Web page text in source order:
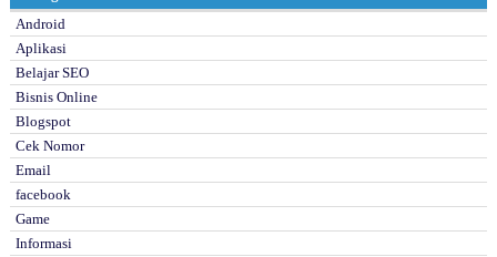
Android
Aplikasi
Belajar SEO
Bisnis Online
Blogspot
Cek Nomor
Email
facebook
Game
Informasi